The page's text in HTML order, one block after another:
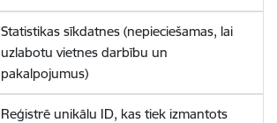
Statistikas sīkdatnes (nepieciešamas, lai
uzlabotu vietnes darbību un
pakalpojumus)
Reģistrē unikālu ID, kas tiek izmantots